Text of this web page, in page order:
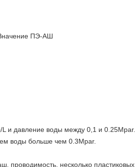
ПЭ-АШ
L и давление воды между 0,1 и 0.25Mpar.
воды больше чем 0.3Mpar.
проводимость, несколько пластиковых